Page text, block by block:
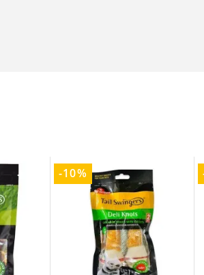
-10%